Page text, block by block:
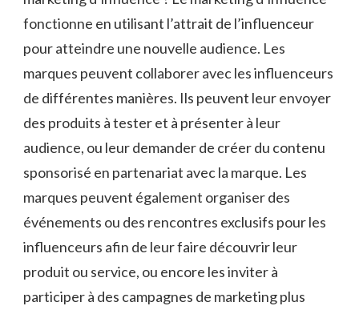
fonctionne en utilisant l’attrait de l’influenceur
pour atteindre une nouvelle audience. Les
marques peuvent collaborer avec les influenceurs
de différentes manières. Ils peuvent leur envoyer
des produits à tester et à présenter à leur
audience, ou leur demander de créer du contenu
sponsorisé en partenariat avec la marque. Les
marques peuvent également organiser des
événements ou des rencontres exclusifs pour les
influenceurs afin de leur faire découvrir leur
produit ou service, ou encore les inviter à
participer à des campagnes de marketing plus